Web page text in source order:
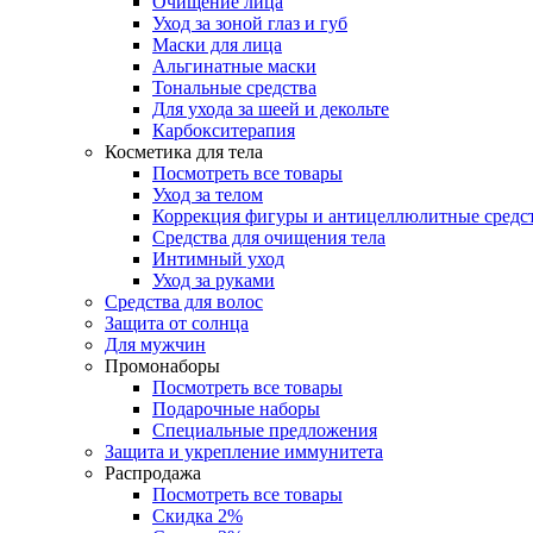
Уход за зоной глаз и губ
Маски для лица
Альгинатные маски
Тональные средства
Для ухода за шеей и декольте
Карбокситерапия
Косметика для тела
Посмотреть все товары
Уход за телом
Коррекция фигуры и антицеллюлитные
Средства для очищения тела
Интимный уход
Уход за руками
Средства для волос
Защита от солнца
Для мужчин
Промонаборы
Посмотреть все товары
Подарочные наборы
Специальные предложения
Защита и укрепление иммунитета
Распродажа
Посмотреть все товары
Скидка 2%